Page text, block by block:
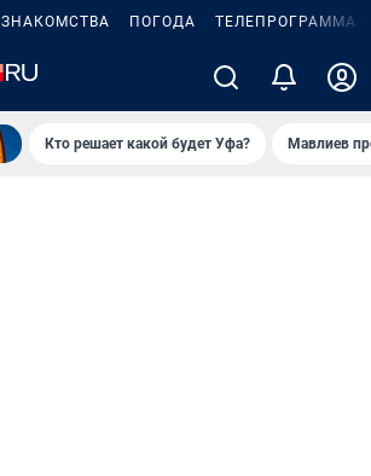
ЗНАКОМСТВА ПОГОДА ТЕЛЕПРОГРАММА
Кто решает какой будет Уфа? Мавлиев